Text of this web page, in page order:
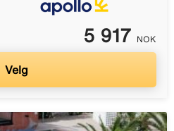
5 917 NOK
Velg